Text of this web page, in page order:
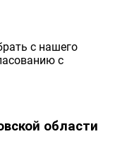
с нашего
с
области